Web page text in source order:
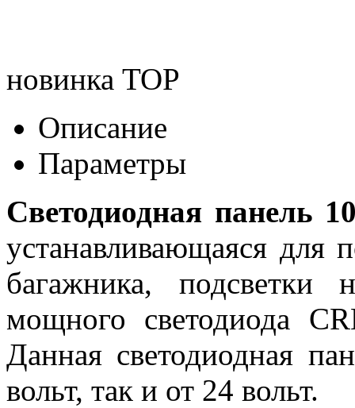
новинка TOP
Описание
Параметры
Светодиодная панель
устанавливающаяся для
багажника,
мощного светодиода
Данная светодиодная
вольт, так и от 24 вольт.